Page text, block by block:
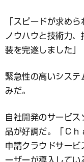
「スピードが求め
ノウハウと技術力
装を完遂しました」
緊急性の高いシステ
みだ。
自社開発のサービ
品が好調だ。「Ｃｈ
申請クラウドサービ
ーザーが導入してい